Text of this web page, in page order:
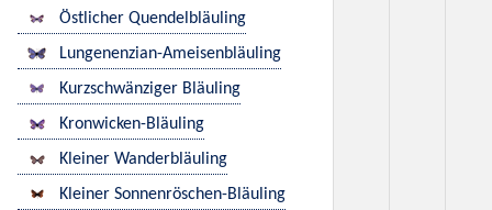
Östlicher Quendelbläuling
Lungenenzian-Ameisenbläuling
Kurzschwänziger Bläuling
Kronwicken-Bläuling
Kleiner Wanderbläuling
Kleiner Sonnenröschen-Bläuling